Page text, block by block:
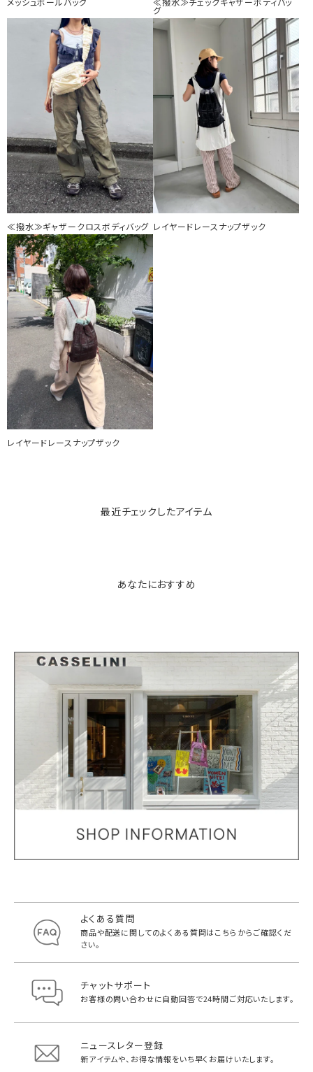
メッシュボールバッグ
≪撥水≫チェックギャザーボディバッ
グ
≪撥水≫ギャザークロスボディバッグ レイヤードレースナップザック
レイヤードレースナップザック
最近チェックしたアイテム
あなたにおすすめ
よくある質問
商品や配送に関してのよくある質問はこちらからご確認くだ
さい。
チャットサポート
お客様の問い合わせに自動回答で24時間ご対応いたします。
ニュースレター登録
新アイテムや、お得な情報をいち早く お届けいたします。